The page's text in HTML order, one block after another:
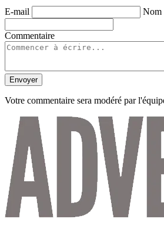
E-mail Nom
Commentaire
Envoyer
Votre commentaire sera modéré par